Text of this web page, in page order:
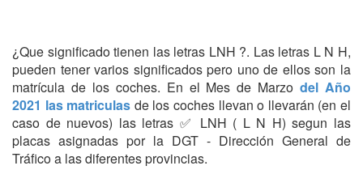
¿Que significado tienen las letras LNH ?. Las letras L N H,
pueden tener varios significados pero uno de ellos son la
matrícula de los coches. En el Mes de Marzodel Año
2021 las matriculas de los coches llevan o llevarán (en el
caso de nuevos) las letras ✅ LNH ( L N H) segun las
placas asignadas por la DGT - Dirección General de
Tráfico a las diferentes provincias.